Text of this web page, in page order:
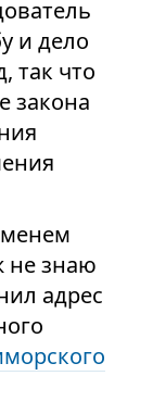
и дело
так что
закона
не знаю
адрес